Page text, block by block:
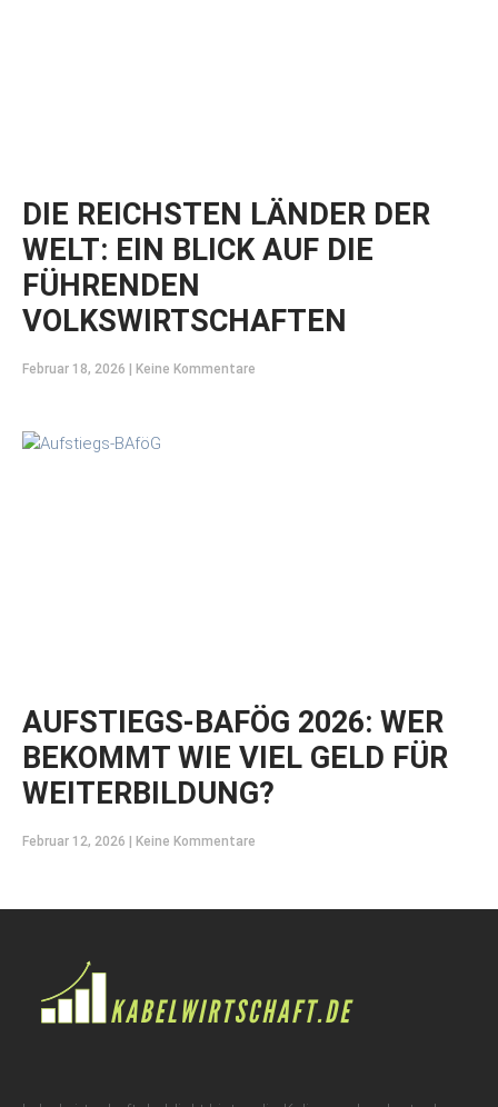
DIE REICHSTEN LÄNDER DER
WELT: EIN BLICK AUF DIE
FÜHRENDEN
VOLKSWIRTSCHAFTEN
Februar 18, 2026 Keine Kommentare
AUFSTIEGS-BAFÖG 2026: WER
BEKOMMT WIE VIEL GELD FÜR
WEITERBILDUNG?
Februar 12, 2026 Keine Kommentare